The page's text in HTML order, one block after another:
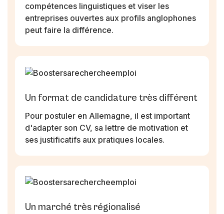
compétences linguistiques et viser les
entreprises ouvertes aux profils anglophones
peut faire la différence.
Un format de candidature très différent
Pour postuler en Allemagne, il est important
d'adapter son CV, sa lettre de motivation et
ses justificatifs aux pratiques locales.
Un marché très régionalisé